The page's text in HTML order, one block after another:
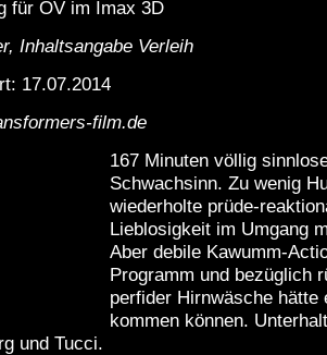
für OV im Imax 3D
Inhaltsangabe Verleih
17.07.2014
film.de
167 Minuten völlig
Schwachsinn. Zu wenig
wiederholte prüde-
Lieblosigkeit im Umgang
Aber debile Kawumm-
Programm und bezüglich
perfider Hirnwäsche
kommen können.
und Tucci.